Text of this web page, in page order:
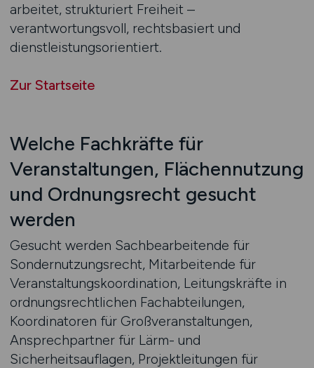
arbeitet, strukturiert Freiheit –
verantwortungsvoll, rechtsbasiert und
dienstleistungsorientiert.
Zur Startseite
Welche Fachkräfte für
Veranstaltungen, Flächennutzung
und Ordnungsrecht gesucht
werden
Gesucht werden Sachbearbeitende für
Sondernutzungsrecht, Mitarbeitende für
Veranstaltungskoordination, Leitungskräfte in
ordnungsrechtlichen Fachabteilungen,
Koordinatoren für Großveranstaltungen,
Ansprechpartner für Lärm- und
Sicherheitsauflagen, Projektleitungen für